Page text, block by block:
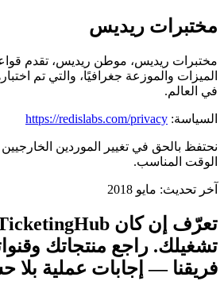
مختبرات ريديس
مختبرات ريديس، موطن ريديس، تقدم
الميزات والموزعة جغرافيًا، والتي تم
في العالم.
السياسة: https://redislabs.com/privacy
نحتفظ بالحق في تغيير الموردين
الوقت المناسب.
آخر تحديث: مايو 2018
تشغيلك. راجع منتجاتك
فريقنا — إجابات عملية بلا